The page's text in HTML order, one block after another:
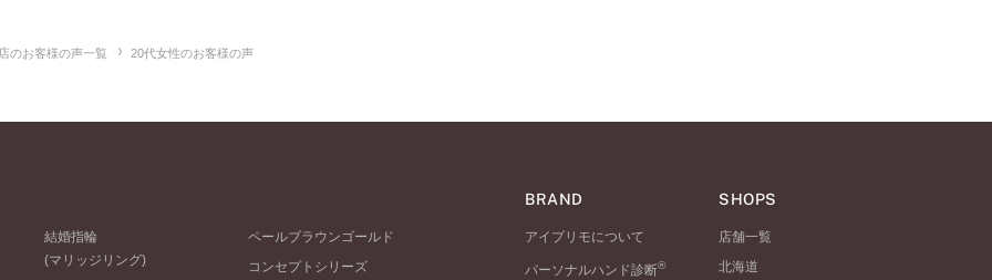
のお客様の声一覧 20代女性のお客様の声
結婚指輪
(マリッジリング)
ペールブラウンゴールド
コンセプトシリーズ
BRAND
アイプリモについて
パーソナルハンド診断®
SHOPS
店舗一覧
北海道